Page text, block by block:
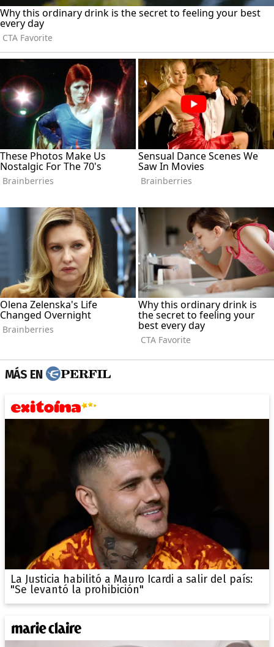
MÁS EN
La Justicia habilitó a Mauro Icardi a salir del país:
"Se levantó la prohibición"